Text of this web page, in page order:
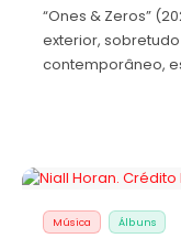
“Ones & Zeros”
exterior,
contemporâneo,
Música Álbuns